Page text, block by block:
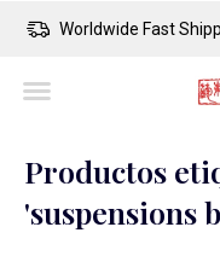
Safe Payment
Productos
'suspensions